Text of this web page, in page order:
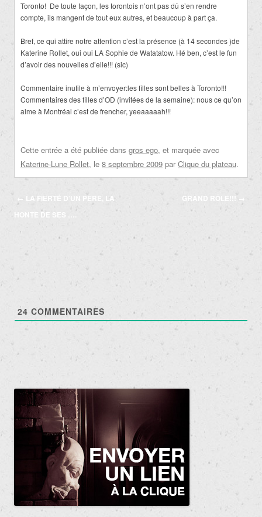
Toronto! De toute façon, les torontois n’ont pas dû s’en rendre
compte, ils mangent de tout eux autres, et beaucoup à part ça.
Bref, ce qui attire notre attention c’est la présence (à 14 secondes )de
Katerine Rollet, oui oui LA Sophie de Watatatow. Hé ben, c’est le fun
d’avoir des nouvelles d’elle!!! (sic)
Commentaire inutile à m’envoyer:les filles sont belles à Toronto!!!
Commentaires des filles d’OD (invitées de la semaine): nous ce qu’on
aime à Montréal c’est de frencher, yeeaaaaah!!!
Cette entrée a été publiée dans gros ego, et marquée avec
Katerine-Lune Rollet, le 8 septembre 2009 par Clique du plateau.
Navigation
des
articles
← LA FIERTÉ D’UN PÈRE, LA
HONTE DE SES ….
GRAND RÔLE!!!→
24 COMMENTAIRES